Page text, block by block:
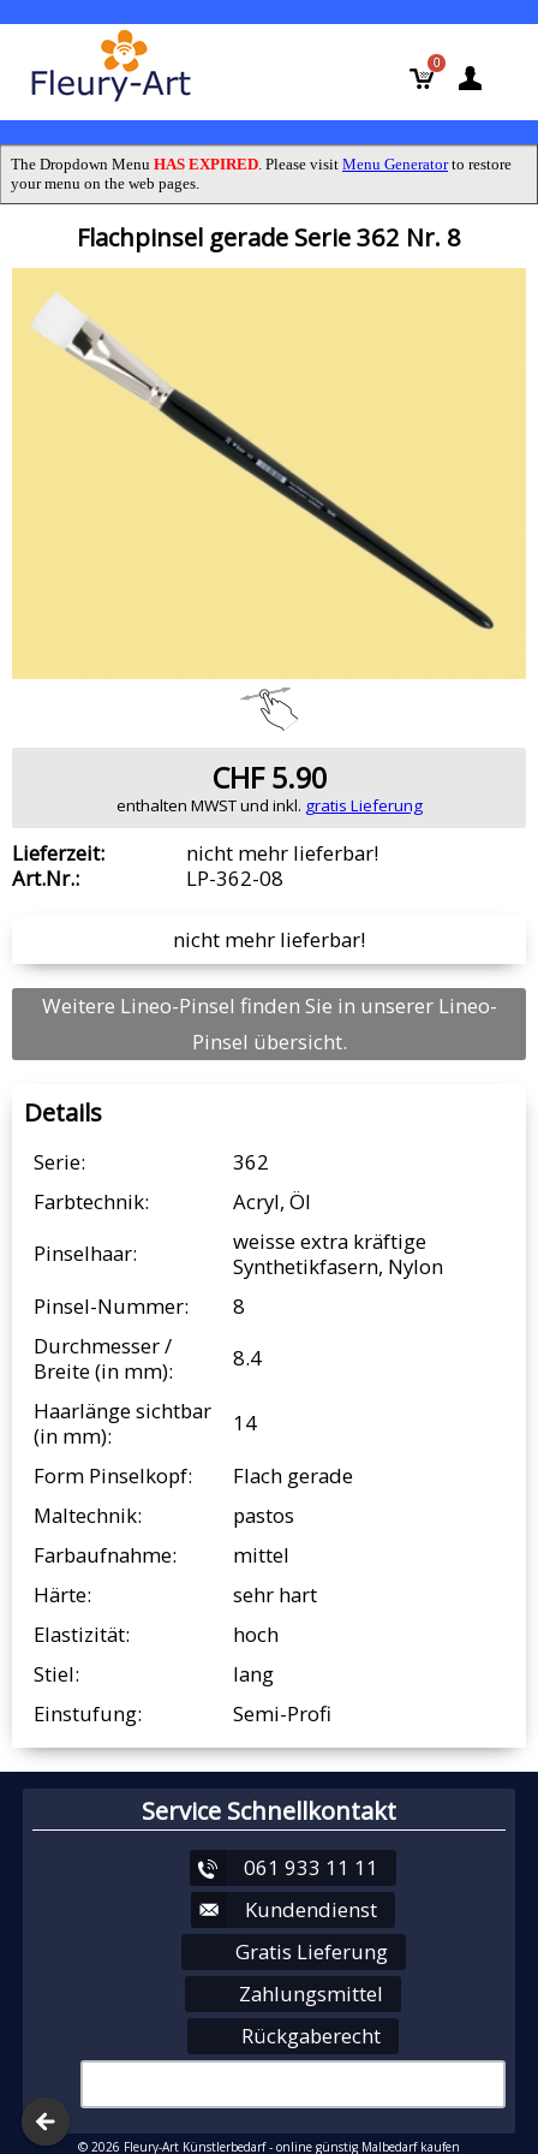
0
The Dropdown Menu HAS EXPIRED. Please visit Menu Generatorto restore
your menu on the web pages.
Flachpinsel gerade Serie 362 Nr. 8
CHF 5.90
enthalten MWST und inkl. gratis Lieferung
Lieferzeit:
nicht mehr lieferbar!
Art.Nr.:
LP-362-08
nicht mehr lieferbar!
Weitere Lineo-Pinsel finden Sie in unserer Lineo-
Pinsel übersicht.
Details
Serie:
362
Farbtechnik:
Acryl, Öl
Pinselhaar:
weisse extra kräftige
Synthetikfasern, Nylon
Pinsel-Nummer:
8
Durchmesser /
Breite (in mm):
8.4
Haarlänge sichtbar
(in mm):
14
Form Pinselkopf:
Flach gerade
Maltechnik:
pastos
Farbaufnahme:
mittel
Härte:
sehr hart
Elastizität:
hoch
Stiel:
lang
Einstufung:
Semi-Profi
Service Schnellkontakt
061 933 11 11
Kundendienst
Gratis Lieferung
Zahlungsmittel
Rückgaberecht
© 2026 Fleury-Art Künstlerbedarf - online günstig Malbedarf kaufen